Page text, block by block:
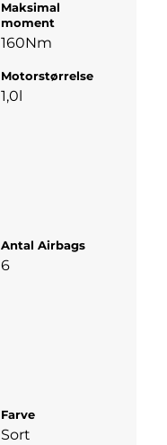
Maksimal
moment
160Nm
Motorstørrelse
1,0l
Antal Airbags
6
Farve
Sort